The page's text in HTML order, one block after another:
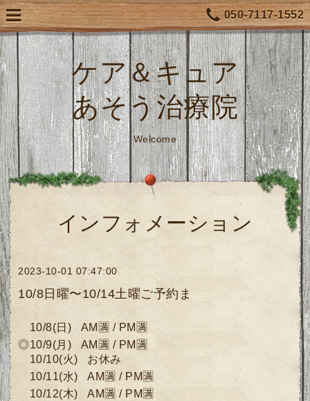
050-7117-1552
ケア＆キュア
あそう治療院
Welcome
インフォメーション
2023-10-01 07:47:00
10/8日曜〜10/14土曜ご予約ま
10/8(日)AM🈵 / PM🈵
◎10/9(月) AM🈵 / PM🈵
10/10(火) お休み
10/11(水)
AM🈵 / PM🈵
10/12(木)AM🈵 / PM🈵